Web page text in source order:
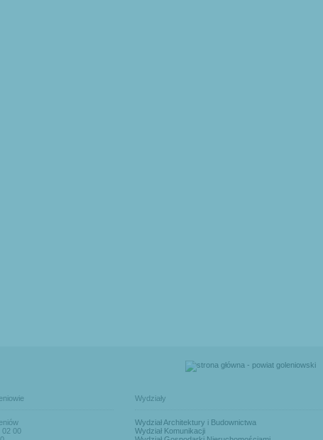
02 00
Wydziały
Wydział Architektury i Budownictwa
Wydział Komunikacji